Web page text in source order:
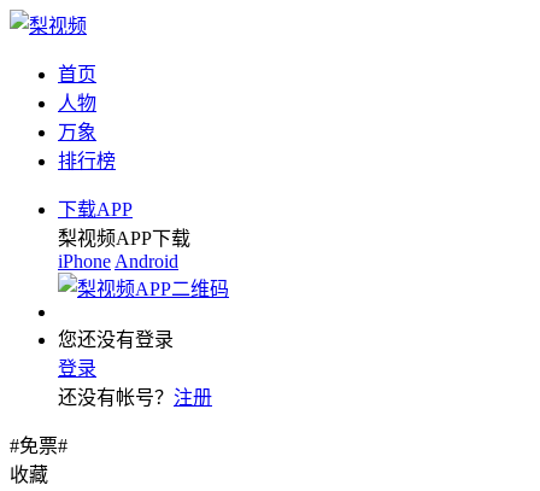
首页
人物
万象
排行榜
下载APP
梨视频APP下载
iPhone Android
您还没有登录
登录
还没有帐号？ 注册
#免票#
收藏